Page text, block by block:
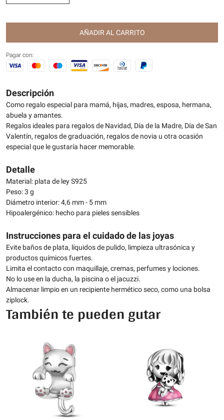
AÑADIR AL CARRITO
Pagar con:
Descripción
Como regalo especial para mamá, hijas, madres, esposa, hermana,
abuela y amantes.
Regalos ideales para regalos de Navidad, Día de la Madre, Día de San
Valentín, regalos de graduación, regalos de novia u otra ocasión
especial que le gustaría hacer memorable.
Detalle
Material: plata de ley S925
Peso: 3 g
Diámetro interior: 4,6 mm - 5 mm
Hipoalergénico: hecho para pieles sensibles
Instrucciones para el cuidado de las joyas
Evite baños de plata, líquidos de pulido, limpieza ultrasónica y
productos químicos fuertes.
Limita el contacto con maquillaje, cremas, perfumes y lociones.
No lo use en la ducha, la piscina o el jacuzzi.
Almacenar limpio en un recipiente hermético seco, como una bolsa
ziplock.
También te pueden gutar